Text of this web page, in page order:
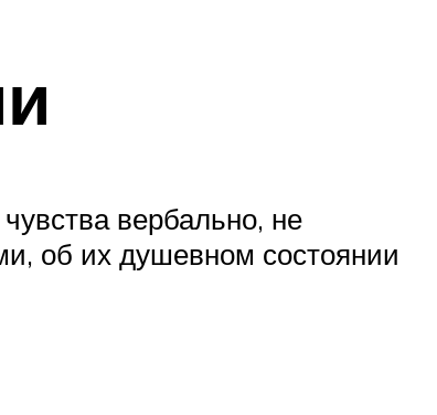
вербально, не
об их душевном состоянии